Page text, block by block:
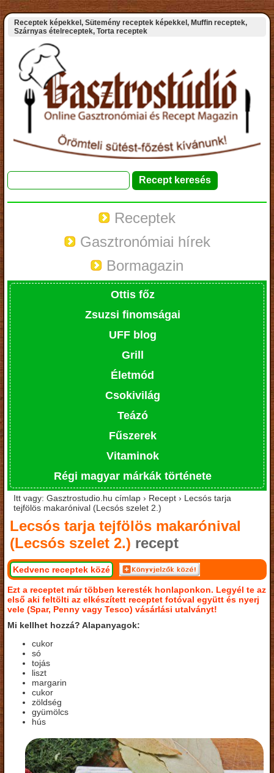
Receptek képekkel, Sütemény receptek képekkel, Muffin receptek,
Szárnyas ételreceptek, Torta receptek
Receptek
Gasztronómiai hírek
Bormagazin
Ottis főz
Zsuzsi finomságai
UFF blog
Grill
Életmód
Csokivilág
Teázó
Fűszerek
Vitaminok
Régi magyar márkák története
Itt vagy: Gasztrostudio.hu címlap › Recept › Lecsós tarja
tejfölös makarónival (Lecsós szelet 2.)
Lecsós tarja tejfölös makarónival
(Lecsós szelet 2.) recept
Kedvenc receptek közé
Ezt a receptet már többen keresték honlaponkon. Legyél te az
első aki feltölti az elkészített receptet fotóval együtt és nyerj
vele (Spar, Penny vagy Tesco) vásárlási utalványt!
Mi kellhet hozzá? Alapanyagok:
cukor
só
tojás
liszt
margarin
cukor
zöldség
gyümölcs
hús